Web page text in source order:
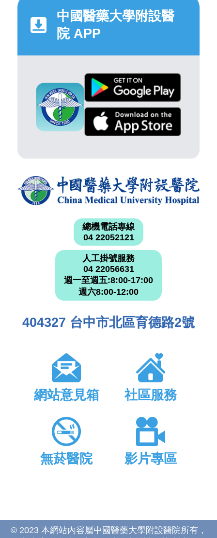
中國醫藥大學附設醫
院 APP
總機電話專線
04 22052121
人工掛號服務
04 22056631
週一至週五:8:00-17:00
週六8:00-12:00
404327 台中市北區育德路2號
網站意見箱 社區服務
無菸醫院 影片專區
© 2023 本網站內容屬中國醫藥大學附設醫院所有，